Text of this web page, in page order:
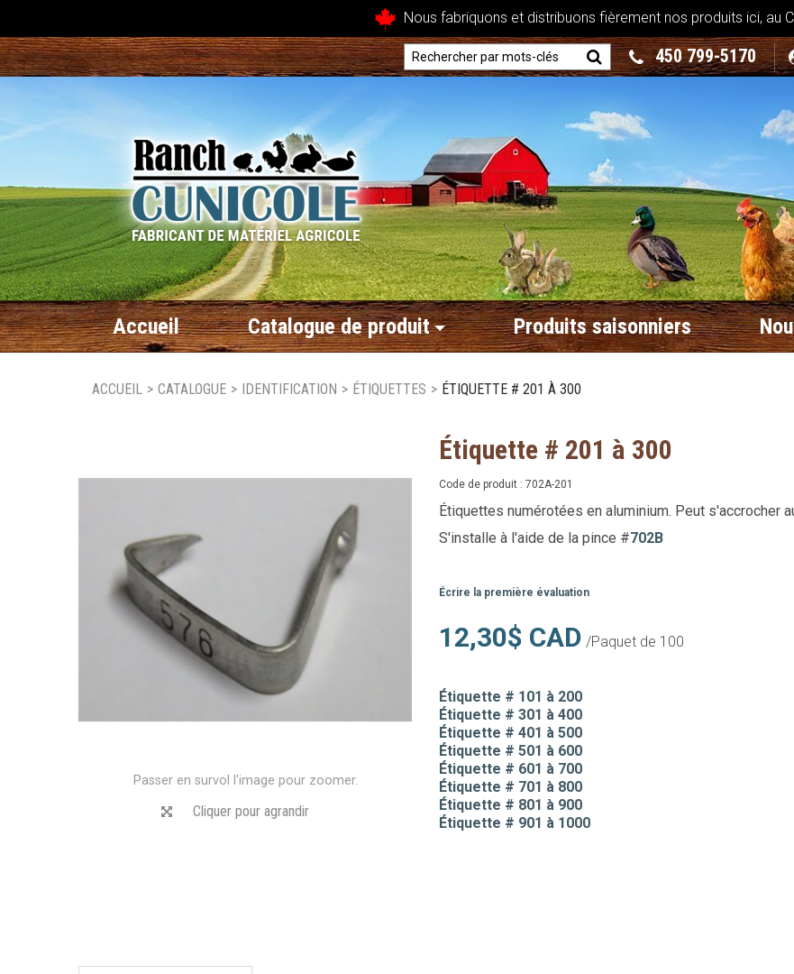
Nous fabriquons et distribuons fièrement nos produits ici, au
450 799-5170
Accueil Catalogue de produit Produits saisonniers
ACCUEIL > CATALOGUE > IDENTIFICATION > ÉTIQUETTES > ÉTIQUETTE # 201 À 300
Passer en survol l'image pour zoomer.
Cliquer pour agrandir
Étiquette # 201 à 300
Code de produit : 702A-201
Étiquettes numérotées en aluminium. Peut
S'installe à l'aide de la pince #702B
Écrire la première évaluation
12,30$ CAD /Paquet de 100
Étiquette # 101 à 200
Étiquette # 301 à 400
Étiquette # 401 à 500
Étiquette # 501 à 600
Étiquette # 601 à 700
Étiquette # 701 à 800
Étiquette # 801 à 900
Étiquette # 901 à 1000